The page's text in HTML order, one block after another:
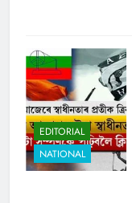
EDITORIAL
NATIONAL